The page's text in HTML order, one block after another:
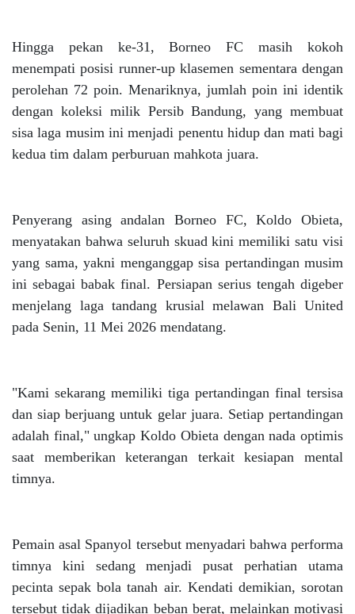
Hingga pekan ke-31, Borneo FC masih kokoh
menempati posisi runner-up klasemen sementara dengan
perolehan 72 poin. Menariknya, jumlah poin ini identik
dengan koleksi milik Persib Bandung, yang membuat
sisa laga musim ini menjadi penentu hidup dan mati bagi
kedua tim dalam perburuan mahkota juara.
Penyerang asing andalan Borneo FC, Koldo Obieta,
menyatakan bahwa seluruh skuad kini memiliki satu visi
yang sama, yakni menganggap sisa pertandingan musim
ini sebagai babak final. Persiapan serius tengah digeber
menjelang laga tandang krusial melawan Bali United
pada Senin, 11 Mei 2026 mendatang.
"Kami sekarang memiliki tiga pertandingan final tersisa
dan siap berjuang untuk gelar juara. Setiap pertandingan
adalah final," ungkap Koldo Obieta dengan nada optimis
saat memberikan keterangan terkait kesiapan mental
timnya.
Pemain asal Spanyol tersebut menyadari bahwa performa
timnya kini sedang menjadi pusat perhatian utama
pecinta sepak bola tanah air. Kendati demikian, sorotan
tersebut tidak dijadikan beban berat, melainkan motivasi